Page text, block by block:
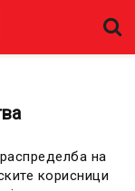
на
корисници